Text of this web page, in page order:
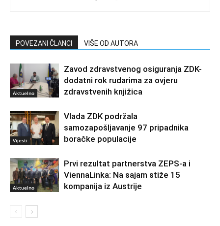
POVEZANI ČLANCI VIŠE OD AUTORA
Aktuelno
Zavod zdravstvenog osiguranja ZDK-
dodatni rok rudarima za ovjeru
zdravstvenih knjižica
Vijesti
Vlada ZDK podržala
samozapošljavanje 97 pripadnika
boračke populacije
Aktuelno
Prvi rezultat partnerstva ZEPS-a i
ViennaLinka: Na sajam stiže 15
kompanija iz Austrije